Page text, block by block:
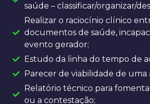
saúde – classificar/organizar/
Realizar o raciocínio clínico
documentos de saúde,
evento gerador;
Estudo da linha do tempo de
Parecer de viabilidade de uma
Relatório técnico para
ou a contestação;